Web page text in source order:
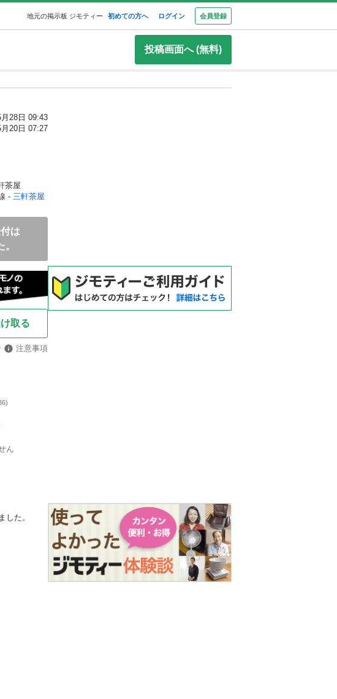
地元の掲示板 ジモティー 初めての方へ ログイン 会員登録
投稿画面へ (無料)
28日 09:43
20日 07:27
茶屋
- 三軒茶屋
は
取る
注意事項
)
ん
した。